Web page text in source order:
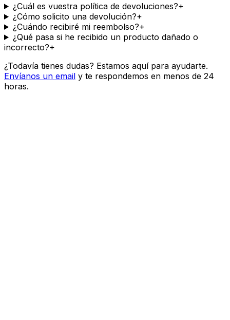
¿Cuál es vuestra política de devoluciones?+
¿Cómo solicito una devolución?+
¿Cuándo recibiré mi reembolso?+
¿Qué pasa si he recibido un producto dañado o
incorrecto?+
¿Todavía tienes dudas? Estamos aquí para ayudarte.
Envíanos un email y te respondemos en menos de 24
horas.